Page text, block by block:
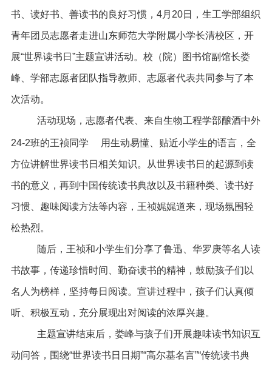
书、读好书、善读书的良好习惯， 4月 20日，生工学部组织
青年团员志愿者走进山东师范大学附属小学长清校区，开
展“世界读书日”主题宣讲活动。校（院）图书馆副馆长娄
峰、学部志愿者团队指导教师、志愿者代表共同参与了本
次活动。
活动现场，志愿者代表、来自生物工程学部酿酒中外
24-2班的王祯同学 用生动易懂、贴近小学生的语言，全
方位讲解世界读书日相关知识。从世界读书日的起源到读
书的意义，再到中国传统读书典故以及书籍种类、读书好
习惯、趣味阅读方法等内容，王祯娓娓道来，现场氛围轻
松热烈。
随后，王祯和小学生们分享了鲁迅、华罗庚等名人读
书故事，传递珍惜时间、勤奋读书的精神，鼓励孩子们以
名人为榜样，坚持每日阅读。宣讲过程中，孩子们认真倾
听、积极互动，充分展现出对阅读的浓厚兴趣。
主题宣讲结束后，娄峰与孩子们开展趣味读书知识互
动问答，围绕“世界读书日日期”“高尔基名言”“传统读书典